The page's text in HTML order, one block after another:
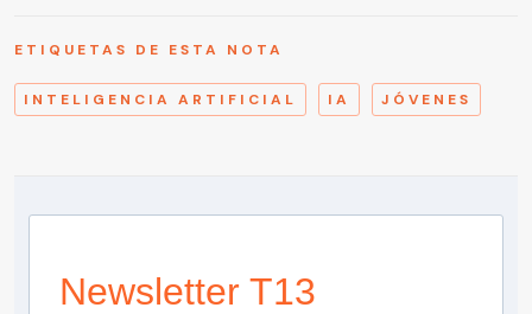
ETIQUETAS DE ESTA NOTA
INTELIGENCIA ARTIFICIAL IA JÓVENES
Newsletter T13